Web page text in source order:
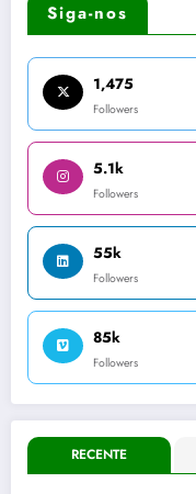
Siga-nos
1,475
Followers
5.1k
Followers
55k
Followers
85k
Followers
RECENTE